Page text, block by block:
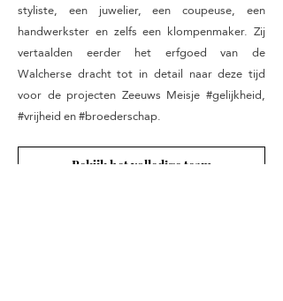
styliste, een juwelier, een coupeuse, een
handwerkster en zelfs een klompenmaker. Zij
vertaalden eerder het erfgoed van de
Walcherse dracht tot in detail naar deze tijd
voor de projecten Zeeuws Meisje #gelijkheid,
#vrijheid en #broederschap.
Bekijk het volledige team